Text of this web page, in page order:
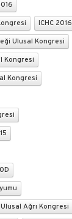
ICHC 2016
Ulusal Kongresi
Kongresi
Kongresi
Ulusal Ağrı Kongresi